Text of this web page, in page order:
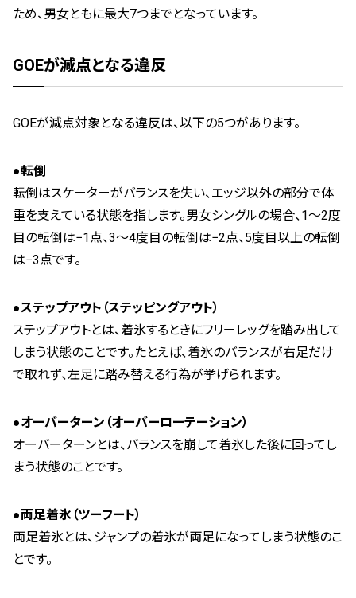
ため、男女ともに最大7つまでとなっています。
GOEが減点となる違反
GOEが減点対象となる違反は、以下の5つがあります。
●転倒
転倒はスケーターがバランスを失い、エッジ以外の部分で体
重を支えている状態を指します。男女シングルの場合、1〜2度
目の転倒は−1点、3〜4度目の転倒は−2点、5度目以上の転倒
は−3点です。
●ステップアウト（ステッピングアウト）
ステップアウトとは、着氷するときにフリーレッグを踏み出して
しまう状態のことです。たとえば、着氷のバランスが右足だけ
で取れず、左足に踏み替える行為が挙げられます。
●オーバーターン（オーバーローテーション）
オーバーターンとは、バランスを崩して着氷した後に回ってし
まう状態のことです。
●両足着氷（ツーフート）
両足着氷とは、ジャンプの着氷が両足になってしまう状態のこ
とです。